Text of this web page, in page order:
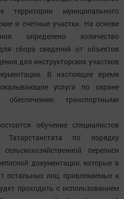
территории муниципального
и счетные участки. На основе
определено количество
сбора сведений от объектов
для инструкторских участков
В настоящее время
услуги по охране
обеспечению транспортными
обучение специалистов
Татарстанстата по порядку
переписи
документации, которые в
остальных лиц, привлекаемых к
проходить с использованием